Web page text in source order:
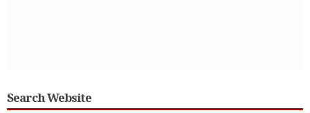
Search Website